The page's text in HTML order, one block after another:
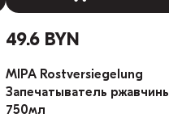
49.6 BYN
MIPA Rostversiegelung
Запечатыватель
750мл